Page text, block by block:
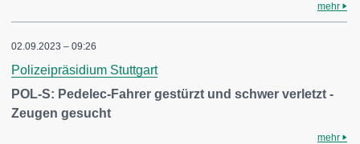
mehr
02.09.2023 – 09:26
Polizeipräsidium Stuttgart
POL-S: Pedelec-Fahrer gestürzt und schwer verletzt -
Zeugen gesucht
mehr